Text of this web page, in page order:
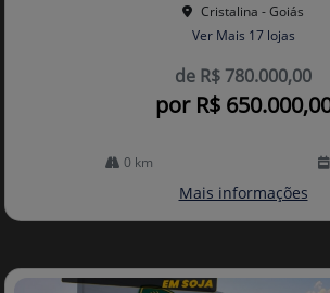
Cristalina - Goiás
Ver Mais 17 lojas
de R$ 780.000,00
por R$
0 km
Mais informações